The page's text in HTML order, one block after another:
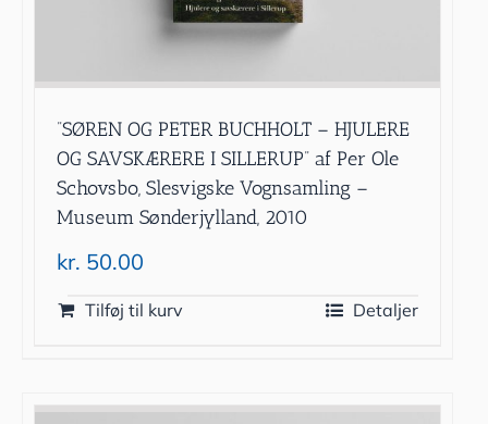
”SØREN OG PETER BUCHHOLT – HJULERE
OG SAVSKÆRERE I SILLERUP” af Per Ole
Schovsbo, Slesvigske Vognsamling –
Museum Sønderjylland, 2010
kr. 50.00
Tilføj til kurv Detaljer